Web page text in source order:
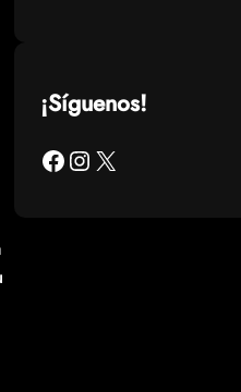
¡Síguenos!
Facebook Instagram X